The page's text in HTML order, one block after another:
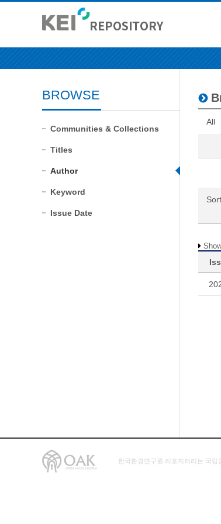
BROWSE
Communities & Collections
Titles
Author
Keyword
Issue Date
All
한국환경연구원 리포지터리는 국